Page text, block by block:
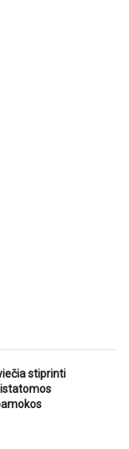
stiprinti